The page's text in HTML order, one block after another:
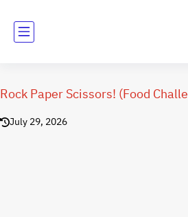
Rock Paper Scissors! (Food
July 29, 2026